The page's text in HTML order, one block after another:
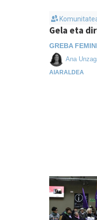
Gela eta
GREBA
Ana
AIARALDEA